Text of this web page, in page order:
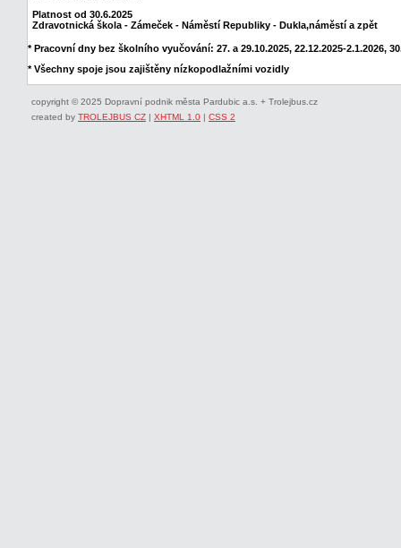
Platnost od 30.6.2025
Zdravotnická škola - Zámeček - Náměstí Republiky - Dukla,náměstí a zpět
* Pracovní dny bez školního vyučování: 27. a 29.10.2025, 22.12.2025-2.1.2026,
* Všechny spoje jsou zajištěny nízkopodlažními vozidly
copyright © 2025 Dopravní podnik města Pardubic a.s. + Trolejbus.cz
created by TROLEJBUS CZ | XHTML 1.0 | CSS 2